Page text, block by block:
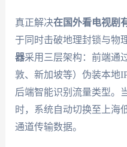
真正解决在国外看电视剧
于同时击破地理封锁与物
器采用三层架构：前端通
敦、新加坡等）伪装本地
后端智能识别流量类型。
时，系统自动切换至上海
通道传输数据。